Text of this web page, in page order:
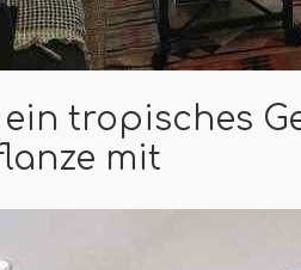
ein tropisches
mit